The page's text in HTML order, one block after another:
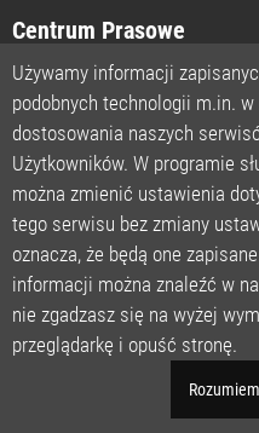
Centrum Prasowe
STRONA GŁÓWNA
O NAS
POLITYKA PRYWATNOŚCI
REGULAMIN
LICENCJA
REJESTRACJA
KONTAKT
Używamy informacji
podobnych technologii m.in.
dostosowania naszych
Użytkowników. W programie
można zmienić ustawienia
tego serwisu bez zmiany
oznacza, że będą one
informacji można znaleźć w
nie zgadzasz się na wyżej
przeglądarkę i opuść stronę.
Rozumiem